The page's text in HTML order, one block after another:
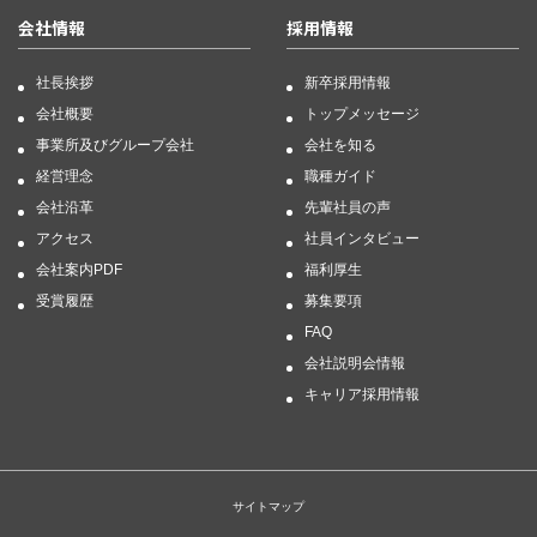
会社情報
社長挨拶
会社概要
事業所及びグループ会社
経営理念
会社沿革
アクセス
会社案内PDF
受賞履歴
採用情報
新卒採用情報
トップメッセージ
会社を知る
職種ガイド
先輩社員の声
社員インタビュー
福利厚生
募集要項
FAQ
会社説明会情報
キャリア採用情報
サイトマップ